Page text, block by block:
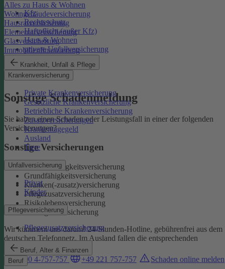
Alles zu Haus & Wohnen
Wohngebäudeversicherung
Hausratversicherung
Elementarversicherung
Glasversicherung
Immobilienfinanzierung
Krankheit, Unfall & Pflege
Krankenversicherung
Private Krankenversicherung
Gesetzliche Krankenversicherung
Betriebliche Krankenversicherung
Zusatzversicherungen
Krankentagegeld
Ausland
Tiere
Unfallversicherung
Privat
Kinder
Pflegeversicherung
Pflegezusatzversicherung
Beruf, Alter & Finanzen
Beruf
Kfz
Rechtsschutz
Haftpflicht (außer Kfz)
Haus & Wohnen
private Unfallversicherung
Auslandskrankenschutz
Reiserücktritt
Reisegepäck
Sonstige Schadenmeldung
Sie haben einen Schaden oder Leistungsfall in einer der folgenden
Versicherungen?
Sonstige Versicherungen
Berufsunfähigkeitsversicherung
Grundfähigkeitsversicherung
Kranken(-zusatz)versicherung
Pflegezusatzversicherung
Risikolebensversicherung
Sterbegeldversicherung
Wir kümmern uns darum!24-Stunden-Hotline, gebührenfrei aus dem
deutschen Telefonnetz. Im Ausland fallen die entsprechenden
Landesgebühren an:
0800 4-757-757
+49 221 757-757 Schaden online melden